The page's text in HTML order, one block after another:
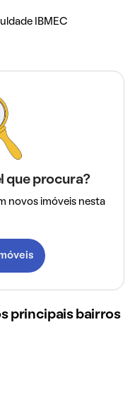
IBMEC
que procura?
novos imóveis nesta
principais bairros